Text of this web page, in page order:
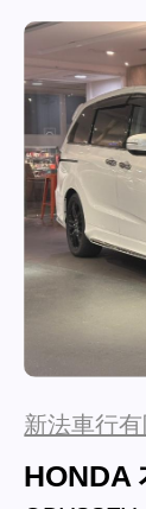
新法車行有
HONDA